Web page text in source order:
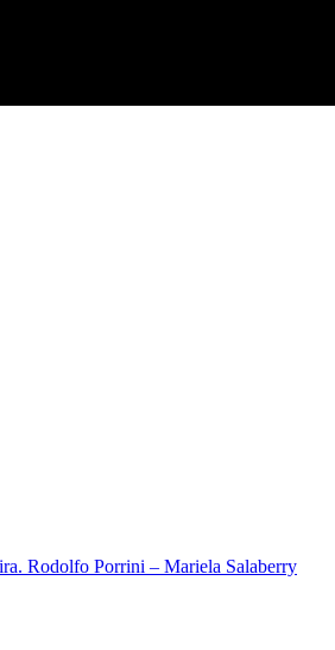
Rodolfo Porrini – Mariela Salaberry